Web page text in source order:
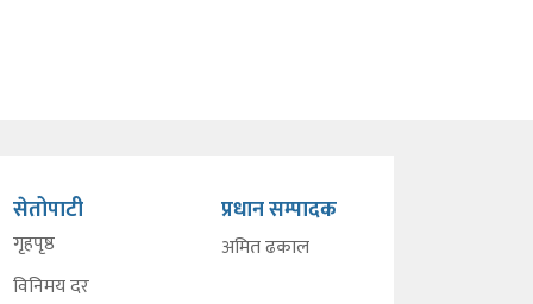
सेतोपाटी
गृहपृष्ठ
विनिमय दर
प्रधान सम्पादक
अमित ढकाल